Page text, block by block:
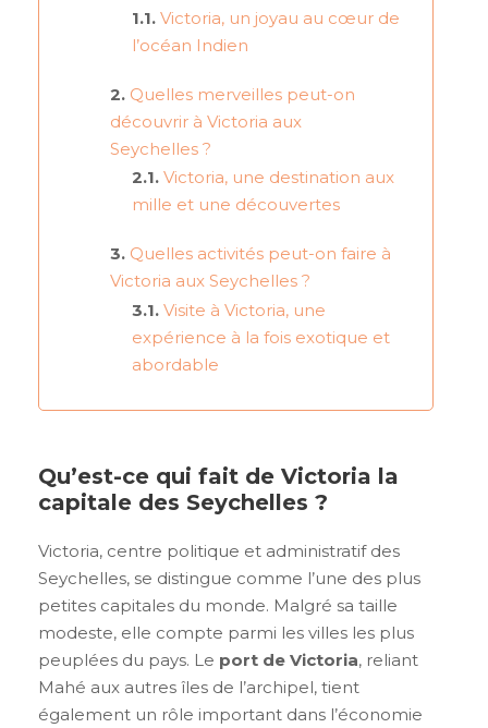
Victoria, un joyau au cœur de
l’océan Indien
Quelles merveilles peut-on
découvrir à Victoria aux
Seychelles ?
Victoria, une destination aux
mille et une découvertes
Quelles activités peut-on faire à
Victoria aux Seychelles ?
Visite à Victoria, une
expérience à la fois exotique et
abordable
Qu’est-ce qui fait de Victoria la
capitale des Seychelles ?
Victoria, centre politique et administratif des
Seychelles, se distingue comme l’une des plus
petites capitales du monde. Malgré sa taille
modeste, elle compte parmi les villes les plus
peuplées du pays. Le port de Victoria, reliant
Mahé aux autres îles de l’archipel, tient
également un rôle important dans l’économie